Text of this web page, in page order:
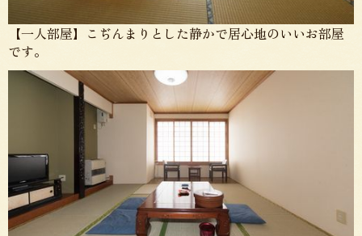
【一人部屋】こぢんまりとした静かで居心地のいいお部屋
です。